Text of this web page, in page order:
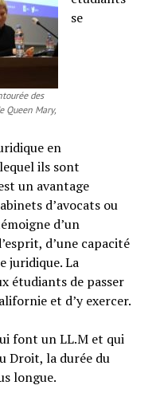
des
Queen Mary,
se
en
ils sont
un avantage
d’avocats ou
d’un
d’une capacité
juridique. La
étudiants de passer
et d’y exercer.
font un LL.M et qui
Droit, la durée du
longue.